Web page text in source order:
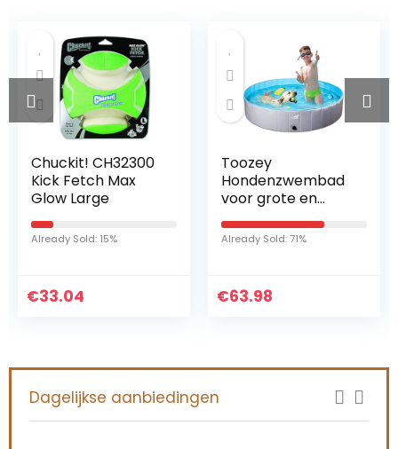
Chuckit! CH32300
Kick Fetch Max
Glow Large
Already Sold: 15%
€33.04
Toozey
Hondenzwembad
voor grote en
kleine honden, 80
cm / 120 cm / 160
cm, opvouwbare
n, kinderbadje
voor kinderen en
milieuvriendelijk
Already Sold: 71%
€63.98
Dagelijkse aanbiedingen